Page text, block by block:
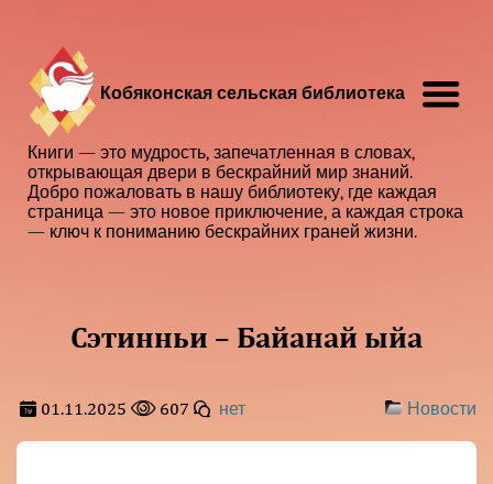
Кобяконская сельская библиотека
Книги — это мудрость, запечатленная в словах,
открывающая двери в бескрайний мир знаний.
Добро пожаловать в нашу библиотеку, где каждая
страница — это новое приключение, а каждая строка
— ключ к пониманию бескрайних граней жизни.
Сэтинньи – Байанай ыйа
01.11.2025 607 нет Новости